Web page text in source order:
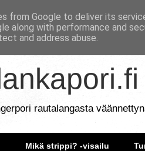
rautalangasta
Mikä strippi? -visailu
from Google to deliver its
along with performance and
and address abuse.